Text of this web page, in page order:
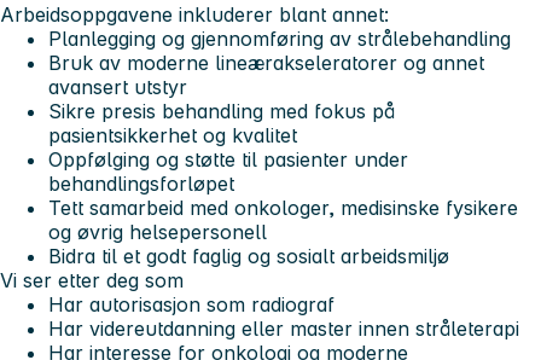
Arbeidsoppgavene inkluderer blant annet:
Planlegging og gjennomføring av strålebehandling
Bruk av moderne lineærakseleratorer og annet
avansert utstyr
Sikre presis behandling med fokus på
pasientsikkerhet og kvalitet
Oppfølging og støtte til pasienter under
behandlingsforløpet
Tett samarbeid med onkologer, medisinske fysikere
og øvrig helsepersonell
Bidra til et godt faglig og sosialt arbeidsmiljø
Vi ser etter deg som
Har autorisasjon som radiograf
Har videreutdanning eller master innen stråleterapi
Har interesse for onkologi og moderne